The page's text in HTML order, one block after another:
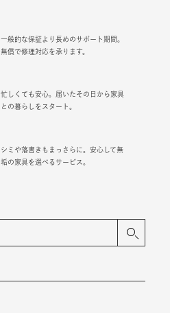
一般的な保証より長めのサポート期間。
無償で修理対応を承ります。
忙しくても安心。届いたその日から家具
との暮らしをスタート。
シミや落書きもまっさらに。安心して無
垢の家具を選べるサービス。